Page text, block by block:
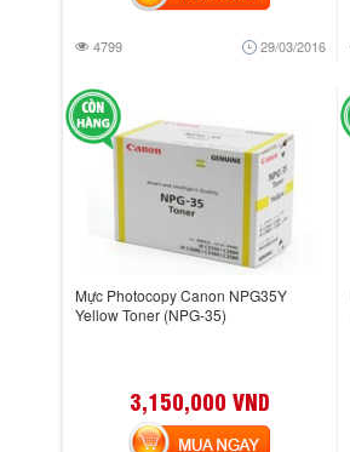
4799 29/03/2016
Mực Photocopy Canon NPG35Y
Yellow Toner (NPG-35)
3,150,000 VND
MUA NGAY